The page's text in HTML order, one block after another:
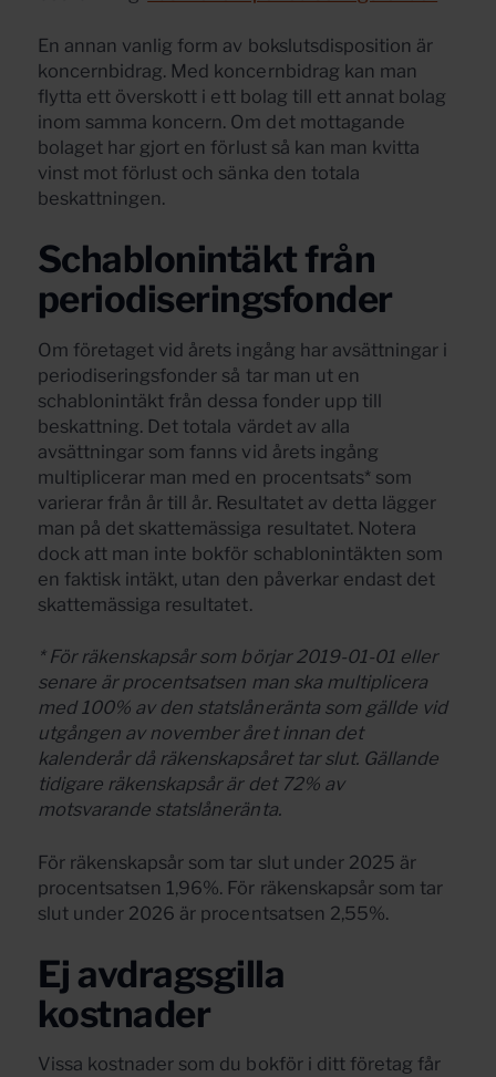
En annan vanlig form av bokslutsdisposition är
koncernbidrag. Med koncernbidrag kan man
flytta ett överskott i ett bolag till ett annat bolag
inom samma koncern. Om det mottagande
bolaget har gjort en förlust så kan man kvitta
vinst mot förlust och sänka den totala
beskattningen.
Schablonintäkt från
periodiseringsfonder
Om företaget vid årets ingång har avsättningar i
periodiseringsfonder så tar man ut en
schablonintäkt från dessa fonder upp till
beskattning. Det totala värdet av alla
avsättningar som fanns vid årets ingång
multiplicerar man med en procentsats* som
varierar från år till år. Resultatet av detta lägger
man på det skattemässiga resultatet. Notera
dock att man inte bokför schablonintäkten som
en faktisk intäkt, utan den påverkar endast det
skattemässiga resultatet.
* För räkenskapsår som börjar 2019-01-01 eller
senare är procentsatsen man ska multiplicera
med 100% av den statslåneränta som gällde vid
utgången av november året innan det
kalenderår då räkenskapsåret tar slut. Gällande
tidigare räkenskapsår är det 72% av
motsvarande statslåneränta.
För räkenskapsår som tar slut under 2025 är
procentsatsen 1,96%. För räkenskapsår som tar
slut under 2026 är procentsatsen 2,55%.
Ej avdragsgilla
kostnader
Vissa kostnader som du bokför i ditt företag får